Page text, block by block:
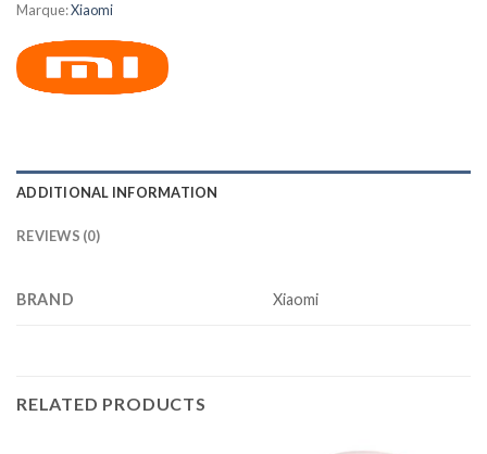
Marque:Xiaomi
ADDITIONAL INFORMATION
REVIEWS (0)
BRAND Xiaomi
RELATED PRODUCTS